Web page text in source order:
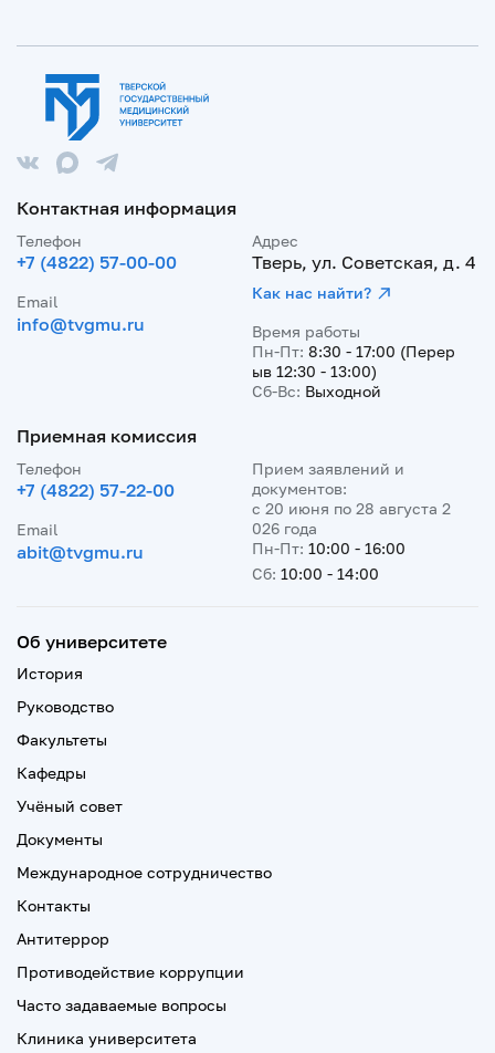
Контактная информация
Телефон
+7 (4822) 57-00-00
Email
info@tvgmu.ru
Адрес
Тверь, ул. Советская, д. 4
Как нас найти?
Время работы
Пн-Пт: 8:30 - 17:00 (Перер
ыв 12:30 - 13:00)
Сб-Вс: Выходной
Приемная комиссия
Телефон
+7 (4822) 57-22-00
Email
abit@tvgmu.ru
Прием заявлений и
документов:
с 20 июня по 28 августа 2
026 года
Пн-Пт: 10:00 - 16:00
Сб: 10:00 - 14:00
Об университете
История
Руководство
Факультеты
Кафедры
Учёный совет
Документы
Международное сотрудничество
Контакты
Антитеррор
Противодействие коррупции
Часто задаваемые вопросы
Клиника университета